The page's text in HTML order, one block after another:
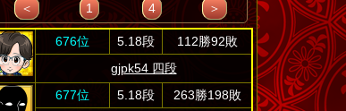
＜
1 4 ＞
676位 5.18段
112勝92敗
gjpk54 四段
677位
5.18段
263勝198敗